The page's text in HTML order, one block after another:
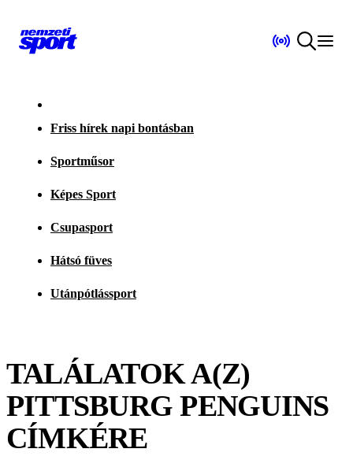
Friss hírek napi bontásban
Sportműsor
Képes Sport
Csupasport
Hátsó füves
Utánpótlássport
TALÁLATOK A(Z)
PITTSBURG PENGUINS
CÍMKÉRE